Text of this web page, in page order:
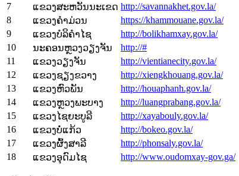
7
ແຂວງສະຫວັນນະເຂດ http://savannakhet.gov.la/
8
ແຂວງຄຳມ່ວນ
https://khammouane.gov.la/
9
ແຂວງບໍລິຄຳໄຊ
http://bolikhamxay.gov.la/
10
ນະຄອນຫຼວງວຽງຈັນ
http://#
11
ແຂວງວຽງຈັນ
http://vientianecity.gov.la/
12
ແຂວງຊຽງຂວາງ
http://xiengkhouang.gov.la/
13
ແຂວງຫົວພັນ
http://houaphanh.gov.la/
14
ແຂວງຫຼວງພະບາງ
http://luangprabang.gov.la/
15
ແຂວງໄຊຍະບູລີ
http://xayabouly.gov.la/
16
ແຂວງບໍ່ແກ້ວ
http://bokeo.gov.la/
17
ແຂວງຜົ້ງສາລີ
http://phonsaly.gov.la/
18
ແຂວງອຸດົມໄຊ http://www.oudomxay-gov.ga/